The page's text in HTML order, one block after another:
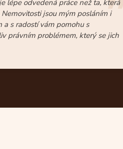
lépe odvedená práce než ta, která
Nemovitosti jsou mým posláním i
a s radostí vám pomohu s
právním problémem, který se jich